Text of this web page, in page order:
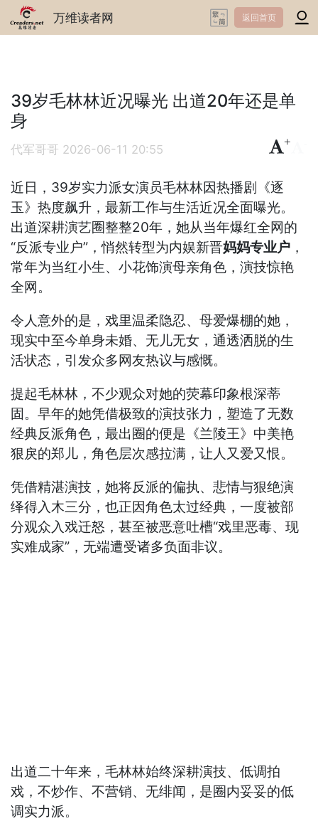
万维读者网 返回首页
39岁毛林林近况曝光 出道20年还是单
身
代军哥哥 2026-06-11 20:55
+
近日，39岁实力派女演员毛林林因热播剧《逐
玉》热度飙升，最新工作与生活近况全面曝光。
出道深耕演艺圈整整20年，她从当年爆红全网的
“反派专业户”，悄然转型为内娱新晋妈妈专业户 ，
常年为当红小生、小花饰演母亲角色，演技惊艳
全网。
令人意外的是，戏里温柔隐忍、母爱爆棚的她，
现实中至今单身未婚、无儿无女，通透洒脱的生
活状态，引发众多网友热议与感慨。
提起毛林林，不少观众对她的荧幕印象根深蒂
固。早年的她凭借极致的演技张力，塑造了无数
经典反派角色，最出圈的便是《兰陵王》中美艳
狠戾的郑儿，角色层次感拉满，让人又爱又恨。
凭借精湛演技，她将反派的偏执、悲情与狠绝演
绎得入木三分，也正因角色太过经典，一度被部
分观众入戏迁怒，甚至被恶意吐槽“戏里恶毒、现
实难成家”，无端遭受诸多负面非议。
出道二十年来，毛林林始终深耕演技、低调拍
戏，不炒作、不营销、无绯闻，是圈内妥妥的低
调实力派。